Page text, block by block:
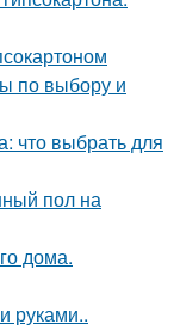
по выбору и
что выбрать для
пол на
дома.
руками..